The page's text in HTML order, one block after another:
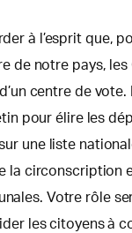
à l’esprit que,
de notre pays,
centre de vote.
pour élire les
une liste
la circonscription
Votre rôle
les citoyens à